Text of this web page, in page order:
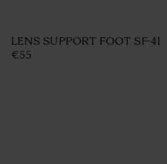
LENS SUPPORT FOOT SF-41
€55